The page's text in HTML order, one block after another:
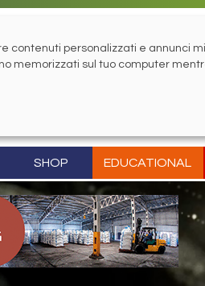
SHOP EDUCATIONAL
personalizzati e annunci
memorizzati sul tuo computer